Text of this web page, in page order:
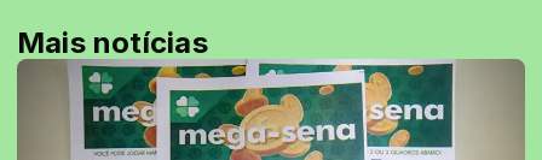
Mais notícias